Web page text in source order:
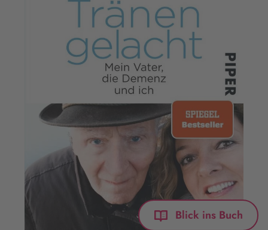
Blick ins Buch